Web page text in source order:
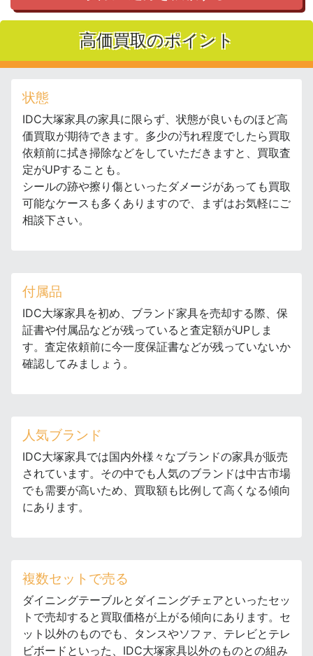
高価買取のポイント
状態
IDC大塚家具の家具に限らず、状態が良いものほど高
価買取が期待できます。多少の汚れ程度でしたら買取
依頼前に拭き掃除などをしていただきますと、買取査
定がUPすることも。
シールの跡や擦り傷といったダメージがあっても買取
可能なケースも多くありますので、まずはお気軽にご
相談下さい。
付属品
IDC大塚家具を初め、ブランド家具を売却する際、保
証書や付属品などが残っていると査定額がUPしま
す。査定依頼前に今一度保証書などが残っていないか
確認してみましょう。
人気ブランド
IDC大塚家具では国内外様々なブランドの家具が販売
されています。その中でも人気のブランドは中古市場
でも需要が高いため、買取額も比例して高くなる傾向
にあります。
複数セットで売る
ダイニングテーブルとダイニングチェアといったセッ
トで売却すると買取価格が上がる傾向にあります。セ
ット以外のものでも、タンスやソファ、テレビとテレ
ビボードといった、IDC大塚家具以外のものとの組み